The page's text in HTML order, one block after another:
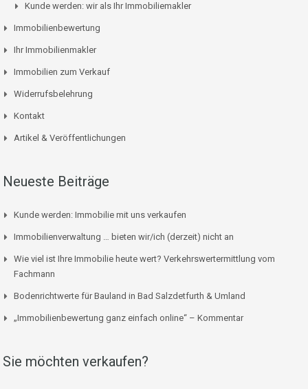
Kunde werden: wir als Ihr Immobiliemakler
Immobilienbewertung
Ihr Immobilienmakler
Immobilien zum Verkauf
Widerrufsbelehrung
Kontakt
Artikel & Veröffentlichungen
Neueste Beiträge
Kunde werden: Immobilie mit uns verkaufen
Immobilienverwaltung … bieten wir/ich (derzeit) nicht an
Wie viel ist Ihre Immobilie heute wert? Verkehrswertermittlung vom
Fachmann
Bodenrichtwerte für Bauland in Bad Salzdetfurth & Umland
„Immobilienbewertung ganz einfach online“ – Kommentar
Sie möchten verkaufen?